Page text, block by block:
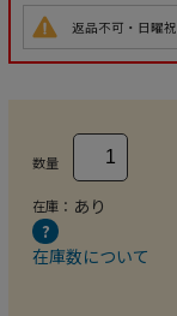
返品不可・日曜
数量
在庫： あり
在庫数について